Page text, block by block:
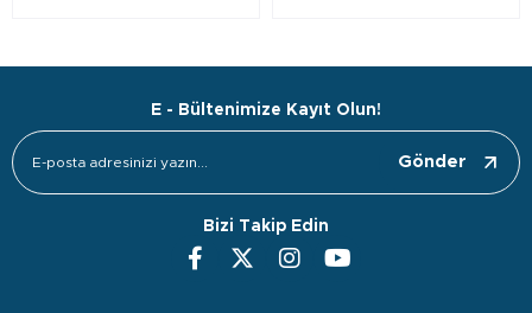
E - Bültenimize Kayıt Olun!
Gönder
Bizi Takip Edin